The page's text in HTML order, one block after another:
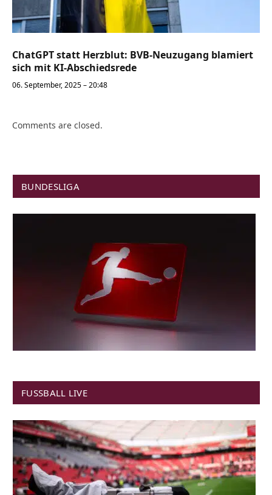
ChatGPT statt Herzblut: BVB-Neuzugang blamiert
sich mit KI-Abschiedsrede
06. September, 2025 – 20:48
Comments are closed.
BUNDESLIGA
FUSSBALL LIVE